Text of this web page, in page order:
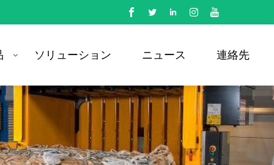
ソリューション ニュース 連絡先